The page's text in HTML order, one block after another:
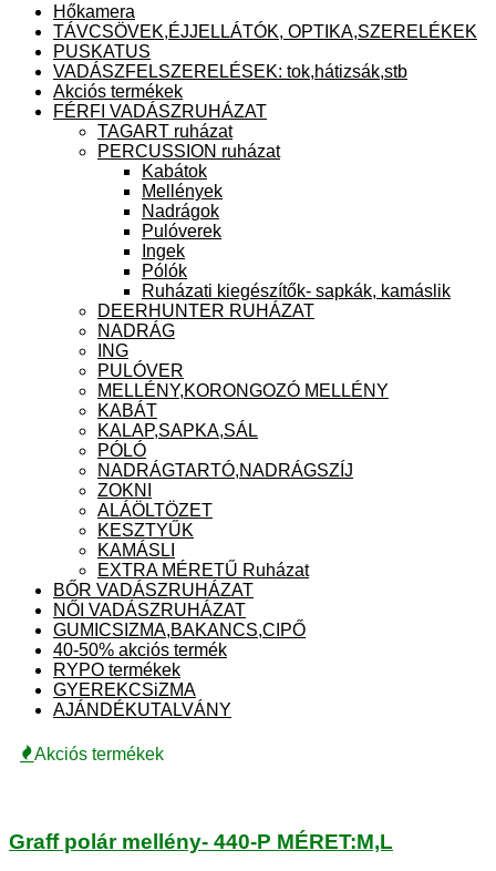
Hőkamera
TÁVCSÖVEK,ÉJJELLÁTÓK, OPTIKA,SZERELÉKEK
PUSKATUS
VADÁSZFELSZERELÉSEK: tok,hátizsák,stb
Akciós termékek
FÉRFI VADÁSZRUHÁZAT
TAGART ruházat
PERCUSSION ruházat
Kabátok
Mellények
Nadrágok
Pulóverek
Ingek
Pólók
Ruházati kiegészítők- sapkák, kamáslik
DEERHUNTER RUHÁZAT
NADRÁG
ING
PULÓVER
MELLÉNY,KORONGOZÓ MELLÉNY
KABÁT
KALAP,SAPKA,SÁL
PÓLÓ
NADRÁGTARTÓ,NADRÁGSZÍJ
ZOKNI
ALÁÖLTÖZET
KESZTYŰK
KAMÁSLI
EXTRA MÉRETŰ Ruházat
BŐR VADÁSZRUHÁZAT
NŐI VADÁSZRUHÁZAT
GUMICSIZMA,BAKANCS,CIPŐ
40-50% akciós termék
RYPO termékek
GYEREKCSiZMA
AJÁNDÉKUTALVÁNY
Akciós termékek
Graff polár mellény- 440-P MÉRET:M,L